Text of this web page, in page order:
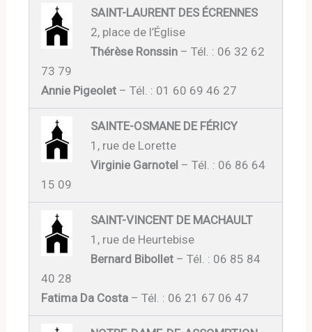
SAINT-LAURENT DES ÉCRENNES
2, place de l’Église
Thérèse Ronssin– Tél. : 06 32 62
73 79
Annie Pigeolet – Tél. : 01 60 69 46 27
SAINTE-OSMANE DE FÉRICY
1, rue de Lorette
Virginie Garnotel– Tél. : 06 86 64
15 09
SAINT-VINCENT DE MACHAULT
1, rue de Heurtebise
Bernard Bibollet– Tél. : 06 85 84
40 28
Fatima Da Costa – Tél. : 06 21 67 06 47